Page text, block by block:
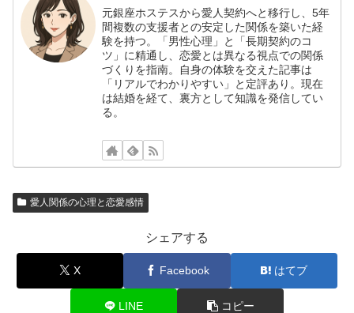
元銀座ホステスから愛人契約へと移行し、5年
間複数の支援者との安定した関係を築いた経
験を持つ。「男性心理」と「長期契約のコ
ツ」に精通し、恋愛とは異なる視点での関係
づくりを指南。自身の体験を交えた記事は
「リアルでわかりやすい」と定評あり。現在
は結婚を経て、裏方として知識を発信してい
る。
愛人関係の心理と恋愛感情
シェアする
X Facebook はてブ
LINE コピー